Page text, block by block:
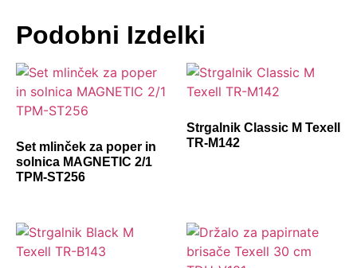
Podobni Izdelki
Set mlinček za poper in
solnica MAGNETIC 2/1
TPM-ST256
Strgalnik Classic M Texell
TR-M142